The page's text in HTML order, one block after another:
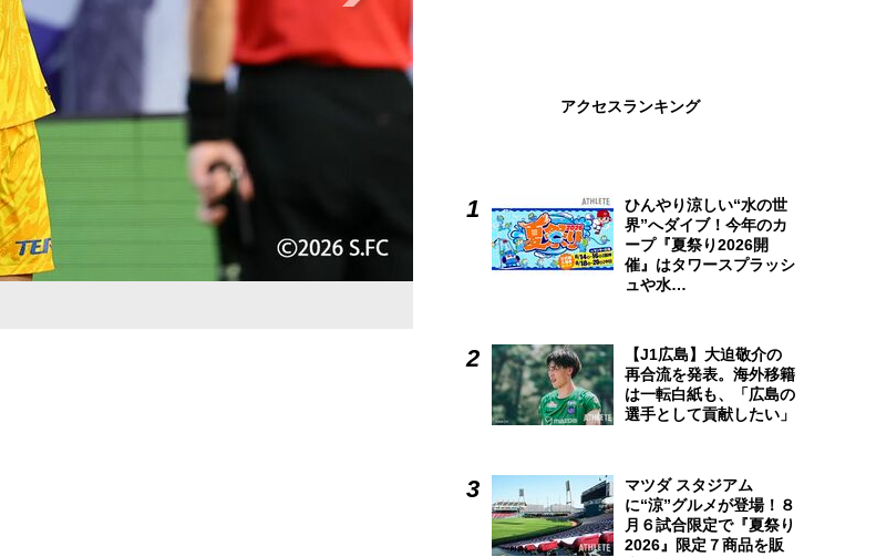
アクセスランキング
ひんやり涼しい“水の世
界”へダイブ！今年のカ
ープ『夏祭り2026開
催』はタワースプラッシ
ュや水…
【J1広島】大迫敬介の
再合流を発表。海外移籍
は一転白紙も、「広島の
選手として貢献したい」
マツダ スタジアム
に“涼”グルメが登場！８
月６試合限定で『夏祭り
2026』限定７商品を販